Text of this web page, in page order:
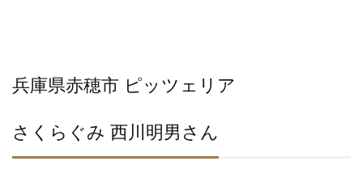
兵庫県赤穂市 ピッツェリア
さくらぐみ 西川明男さん